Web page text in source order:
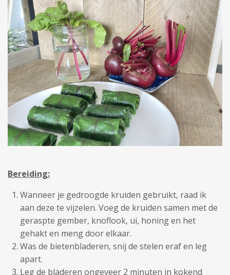
Bereiding:
Wanneer je gedroogde kruiden gebruikt, raad ik
aan deze te vijzelen. Voeg de kruiden samen met de
geraspte gember, knoflook, ui, honing en het
gehakt en meng door elkaar.
Was de bietenbladeren, snij de stelen eraf en leg
apart.
Leg de bladeren ongeveer 2 minuten in kokend